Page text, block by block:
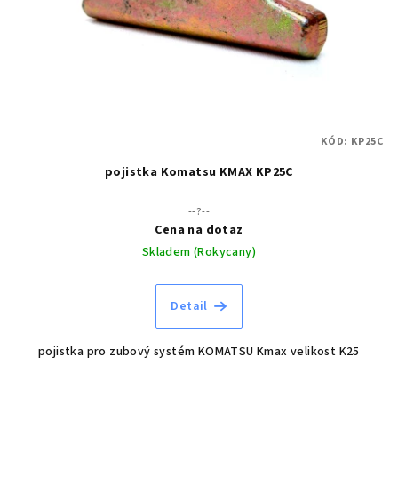
pojistka Komatsu KMAX KP25C
--?--
Cena na dotaz
Skladem (Rokycany)
Detail
pojistka pro zubový systém KOMATSU Kmax velikost K25
KÓD: KP25C